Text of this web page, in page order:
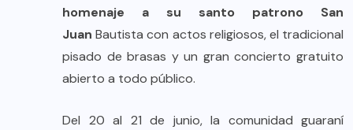
homenaje a su santo patrono San
Juan Bautista con actos religiosos, el tradicional
pisado de brasas y un gran concierto gratuito
abierto a todo público.
Del 20 al 21 de junio, la comunidad guaraní